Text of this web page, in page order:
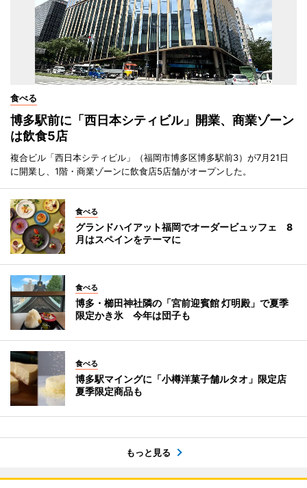
食べる
博多駅前に「西日本シティビル」開業、商業ゾーン
は飲食5店
複合ビル「西日本シティビル」（福岡市博多区博多駅前3）が7月21日
に開業し、1階・商業ゾーンに飲食店5店舗がオープンした。
食べる
グランドハイアット福岡でオーダービュッフェ 8
月はスペインをテーマに
食べる
博多・櫛田神社隣の「宮前迎賓館 灯明殿」で夏季
限定かき氷 今年は団子も
食べる
博多駅マイングに「小樽洋菓子舗ルタオ」限定店
夏季限定商品も
もっと見る